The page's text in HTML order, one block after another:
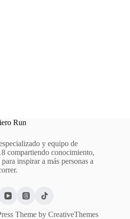
Run
y equipo de
compartiendo conocimiento,
inspirar a más personas a
Theme byCreativeThemes